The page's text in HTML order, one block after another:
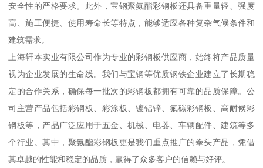
安全性的严格要求。此外，宝钢聚氨酯彩钢板还具备重量轻、强度
高、施工便捷、使用寿命长等特点，能够适应各种复杂气候条件和
建筑需求。
上海轩本实业有限公司作为专业的彩钢板供应商，始终将产品质量
视为企业发展的生命线。我们与宝钢等优质钢铁企业建立了长期稳
定的合作关系，确保每一批次的彩钢板都拥有可靠的品质保障。公
司主营产品包括彩钢板、彩涂板、镀铝锌、氟碳彩钢板、高耐候彩
钢板等，产品广泛应用于五金、机械、电器、车辆配件、建筑等多
个行业。其中，聚氨酯彩钢板更是我们重点推广的拳头产品，凭借
其卓越的性能和稳定的品质，赢得了众多客户的信赖与好评。